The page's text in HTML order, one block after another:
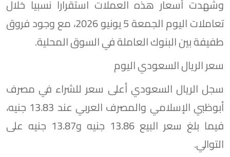
وشهدت أسعار هذه العملات استقرارا نسبيا خلال
تعاملات اليوم الجمعة 5 يونيو 2026، مع وجود فروق
طفيفة بين البنوك العاملة في السوق المحلية.
سعر الريال السعودي اليوم
سجل الريال السعودي أعلى سعر للشراء في مصرف
أبوظبي الإسلامي والمصرف العربي عند 13.83 جنيه،
فيما بلغ سعر البيع 13.86 جنيه و13.87 جنيه على
التوالي.